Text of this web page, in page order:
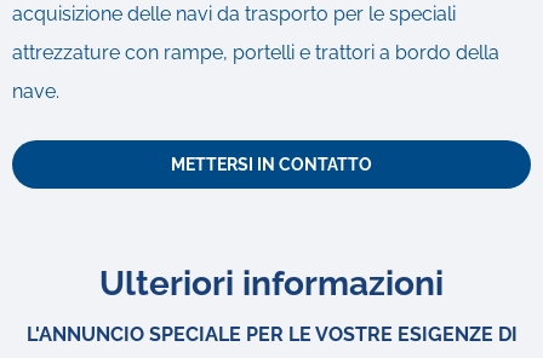
acquisizione delle navi da trasporto per le speciali
attrezzature con rampe, portelli e trattori a bordo della
nave.
METTERSI IN CONTATTO
Ulteriori informazioni
L'ANNUNCIO SPECIALE PER LE VOSTRE ESIGENZE DI